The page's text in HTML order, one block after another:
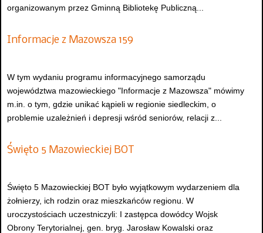
organizowanym przez Gminną Bibliotekę Publiczną...
Informacje z Mazowsza 159
W tym wydaniu programu informacyjnego samorządu
województwa mazowieckiego "Informacje z Mazowsza" mówimy
m.in. o tym, gdzie unikać kąpieli w regionie siedleckim, o
problemie uzależnień i depresji wśród seniorów, relacji z...
Święto 5 Mazowieckiej BOT
Święto 5 Mazowieckiej BOT było wyjątkowym wydarzeniem dla
żołnierzy, ich rodzin oraz mieszkańców regionu. W
uroczystościach uczestniczyli: I zastępca dowódcy Wojsk
Obrony Terytorialnej, gen. bryg. Jarosław Kowalski oraz